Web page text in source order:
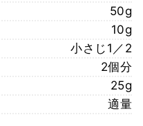
50g
10g
小さじ1／2
2個分
25g
適量